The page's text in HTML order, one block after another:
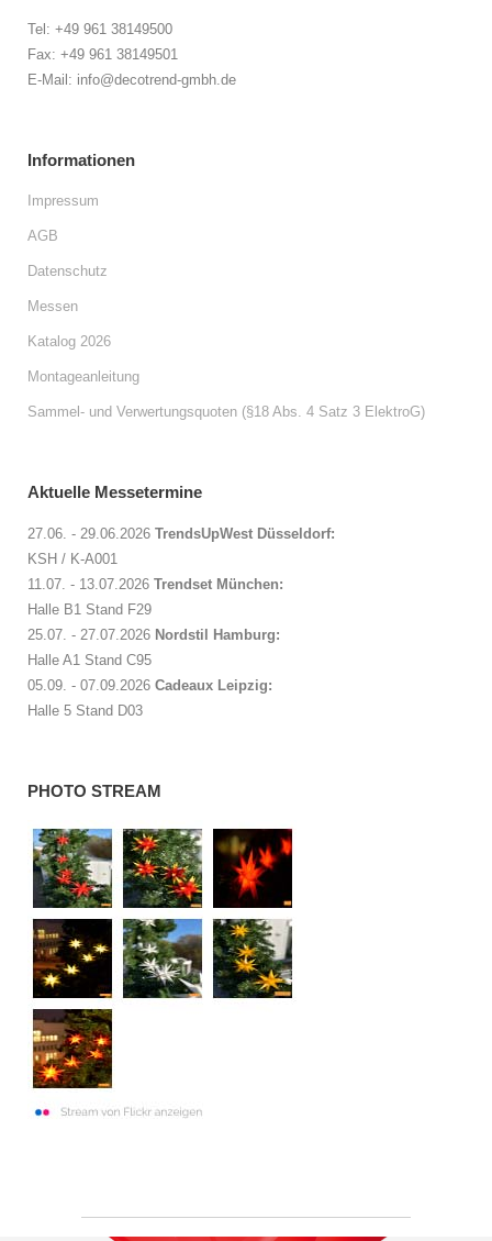
Tel: +49 961 38149500
Fax: +49 961 38149501
E-Mail: info@decotrend-gmbh.de
Informationen
Impressum
AGB
Datenschutz
Messen
Katalog 2026
Montageanleitung
Sammel- und Verwertungsquoten (§18 Abs. 4 Satz 3 ElektroG)
Aktuelle Messetermine
27.06. - 29.06.2026 TrendsUpWest Düsseldorf:
KSH / K-A001
11.07. - 13.07.2026 Trendset München:
Halle B1 Stand F29
25.07. - 27.07.2026 Nordstil Hamburg:
Halle A1 Stand C95
05.09. - 07.09.2026 Cadeaux Leipzig:
Halle 5 Stand D03
PHOTO STREAM